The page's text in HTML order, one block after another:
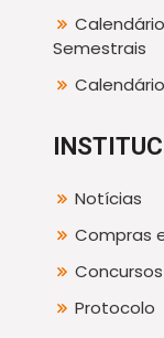
Semestrais
Notícias
Compras
Concursos
Protocolo